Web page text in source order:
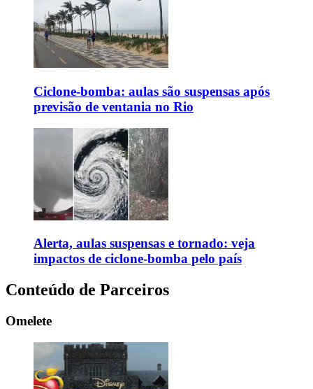
Ciclone-bomba: aulas são suspensas após
previsão de ventania no Rio
Alerta, aulas suspensas e tornado: veja
impactos de ciclone-bomba pelo país
Conteúdo de Parceiros
Omelete